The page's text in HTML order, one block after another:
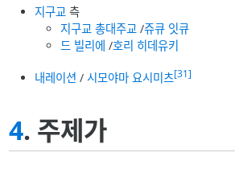
지구교 측
지구교 총대주교 /쥬큐 잇큐
드 빌리에 /호리 히데유키
내레이션 /시모야마 요시미츠[31]
4. 주제가